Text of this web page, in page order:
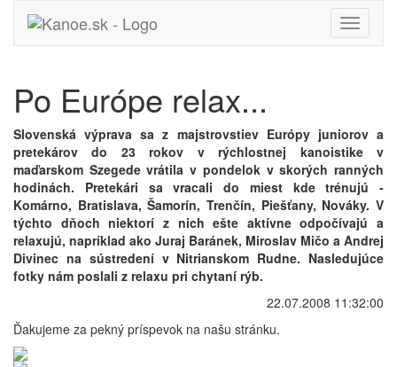
Toggle
Po Európe relax...
Slovenská výprava sa z majstrovstiev Európy juniorov a
pretekárov do 23 rokov v rýchlostnej kanoistike v
maďarskom Szegede vrátila v pondelok v skorých ranných
hodinách. Pretekári sa vracali do miest kde trénujú -
Komárno, Bratislava, Šamorín, Trenčín, Piešťany, Nováky. V
týchto dňoch niektorí z nich ešte aktívne odpočívajú a
relaxujú, napríklad ako Juraj Baránek, Miroslav Mičo a Andrej
Divinec na sústredení v Nitrianskom Rudne. Nasledujúce
fotky nám poslali z relaxu pri chytaní rýb.
22.07.2008 11:32:00
Ďakujeme za pekný príspevok na našu stránku.